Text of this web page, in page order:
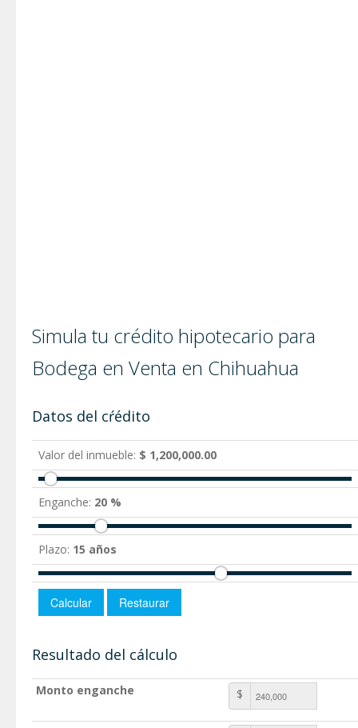
Simula tu crédito hipotecario para
Bodega en Venta en Chihuahua
Datos del cŕédito
Valor del inmueble: $ 1,200,000.00
Enganche: 20 %
Plazo: 15 años
Resultado del cálculo
Monto enganche $